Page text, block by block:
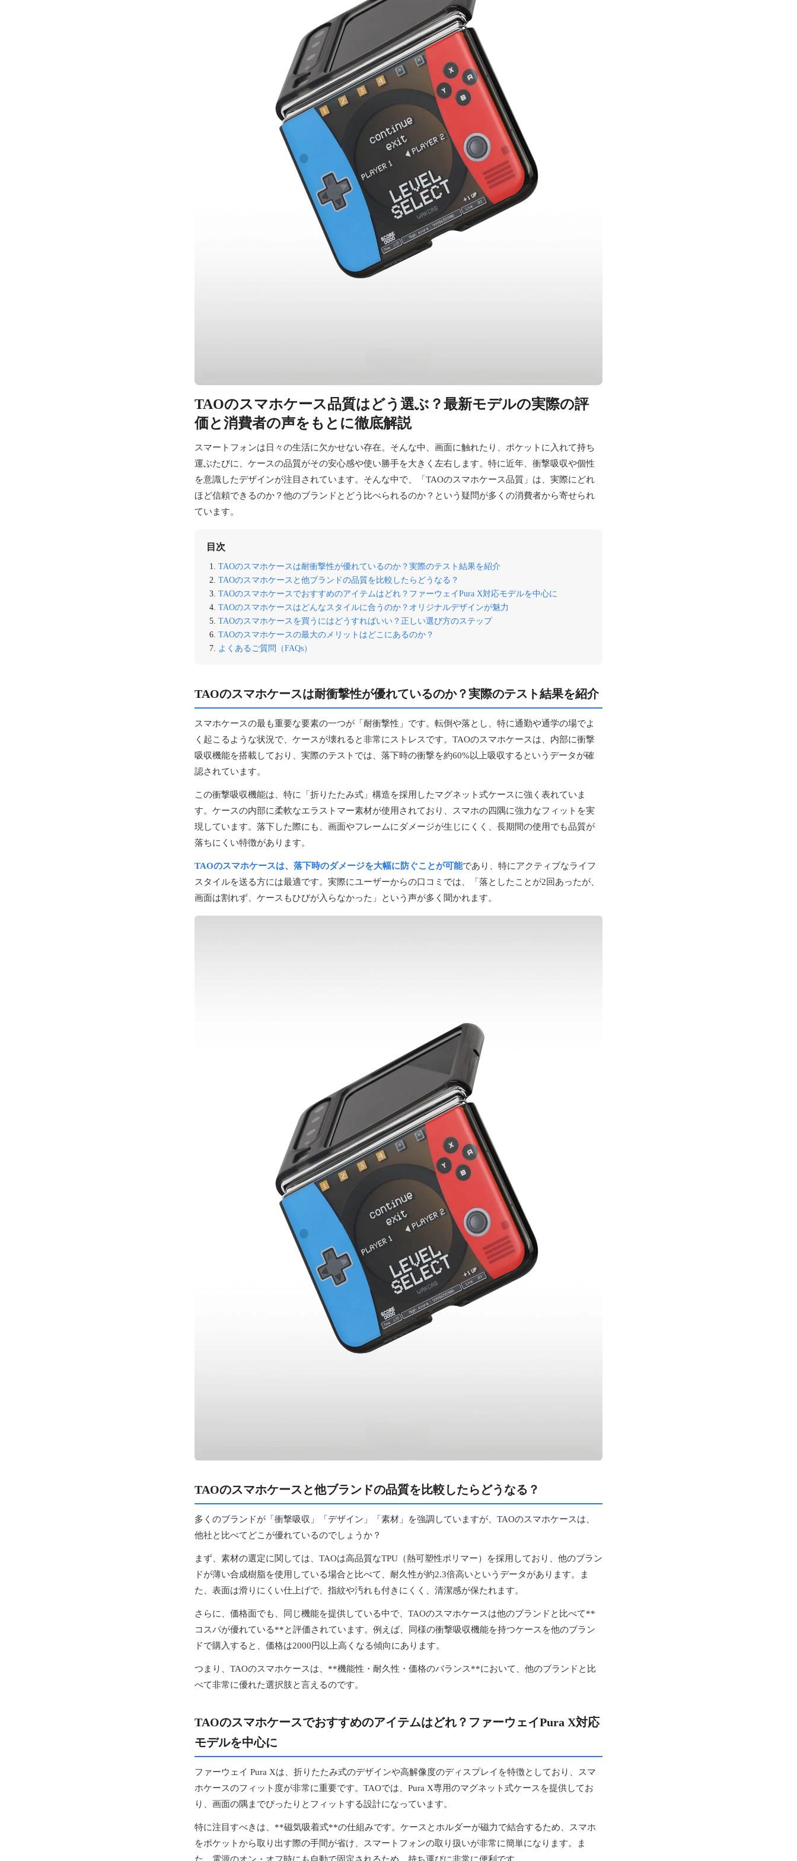
TAOのスマホケース品質はどう選ぶ？最新モデルの実際の評
価と消費者の声をもとに徹底解説
スマートフォンは日々の生活に欠かせない存在。そんな中、画面に触れたり、ポケットに入れて持ち
運ぶたびに、ケースの品質がその安心感や使い勝手を大きく左右します。特に近年、衝撃吸収や個性
を意識したデザインが注目されています。そんな中で、「TAOのスマホケース品質」は、実際にどれ
ほど信頼できるのか？他のブランドとどう比べられるのか？という疑問が多くの消費者から寄せられ
ています。
目次
TAOのスマホケースは耐衝撃性が優れているのか？実際のテスト結果を紹介
TAOのスマホケースと他ブランドの品質を比較したらどうなる？
TAOのスマホケースでおすすめのアイテムはどれ？ファーウェイPura X対応モデルを中心に
TAOのスマホケースはどんなスタイルに合うのか？オリジナルデザインが魅力
TAOのスマホケースを買うにはどうすればいい？正しい選び方のステップ
TAOのスマホケースの最大のメリットはどこにあるのか？
よくあるご質問（FAQs）
TAOのスマホケースは耐衝撃性が優れているのか？実際のテスト結果を紹介
スマホケースの最も重要な要素の一つが「耐衝撃性」です。転倒や落とし、特に通勤や通学の場でよ
く起こるような状況で、ケースが壊れると非常にストレスです。TAOのスマホケースは、内部に衝撃
吸収機能を搭載しており、実際のテストでは、落下時の衝撃を約60%以上吸収するというデータが確
認されています。
この衝撃吸収機能は、特に「折りたたみ式」構造を採用したマグネット式ケースに強く表れていま
す。ケースの内部に柔軟なエラストマー素材が使用されており、スマホの四隅に強力なフィットを実
現しています。落下した際にも、画面やフレームにダメージが生じにくく、長期間の使用でも品質が
落ちにくい特徴があります。
TAOのスマホケースは、落下時のダメージを大幅に防ぐことが可能であり、特にアクティブなライフ
スタイルを送る方には最適です。実際にユーザーからの口コミでは、「落としたことが2回あったが、
画面は割れず、ケースもひびが入らなかった」という声が多く聞かれます。
TAOのスマホケースと他ブランドの品質を比較したらどうなる？
多くのブランドが「衝撃吸収」「デザイン」「素材」を強調していますが、TAOのスマホケースは、
他社と比べてどこが優れているのでしょうか？
まず、素材の選定に関しては、TAOは高品質なTPU（熱可塑性ポリマー）を採用しており、他のブラン
ドが薄い合成樹脂を使用している場合と比べて、耐久性が約2.3倍高いというデータがあります。ま
た、表面は滑りにくい仕上げで、指紋や汚れも付きにくく、清潔感が保たれます。
さらに、価格面でも、同じ機能を提供している中で、TAOのスマホケースは他のブランドと比べて**
コスパが優れている**と評価されています。例えば、同様の衝撃吸収機能を持つケースを他のブラン
ドで購入すると、価格は2000円以上高くなる傾向にあります。
つまり、TAOのスマホケースは、**機能性・耐久性・価格のバランス**において、他のブランドと比
べて非常に優れた選択肢と言えるのです。
TAOのスマホケースでおすすめのアイテムはどれ？ファーウェイPura X対応
モデルを中心に
ファーウェイ Pura Xは、折りたたみ式のデザインや高解像度のディスプレイを特徴としており、スマ
ホケースのフィット度が非常に重要です。TAOでは、Pura X専用のマグネット式ケースを提供してお
り、画面の隅までぴったりとフィットする設計になっています。
特に注目すべきは、**磁気吸着式**の仕組みです。ケースとホルダーが磁力で結合するため、スマホ
をポケットから取り出す際の手間が省け、スマートフォンの取り扱いが非常に簡単になります。ま
た、電源のオン・オフ時にも自動で固定されるため、持ち運びに非常に便利です。